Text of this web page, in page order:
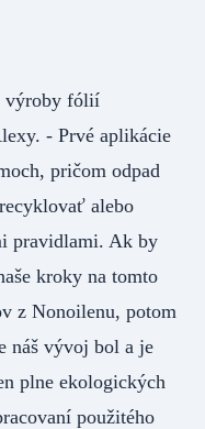
výroby fólií
- Prvé aplikácie
pričom odpad
alebo
pravidlami. Ak by
kroky na tomto
z Nonoilenu, potom
náš vývoj bol a je
plne ekologických
použitého